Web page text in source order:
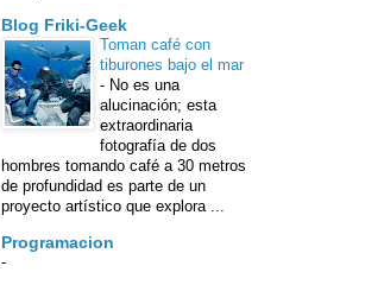
Blog Friki-Geek
Toman café con
tiburones bajo el mar
- No es una
alucinación; esta
extraordinaria
fotografía de dos
hombres tomando café a 30 metros
de profundidad es parte de un
proyecto artístico que explora ...
Programacion
-